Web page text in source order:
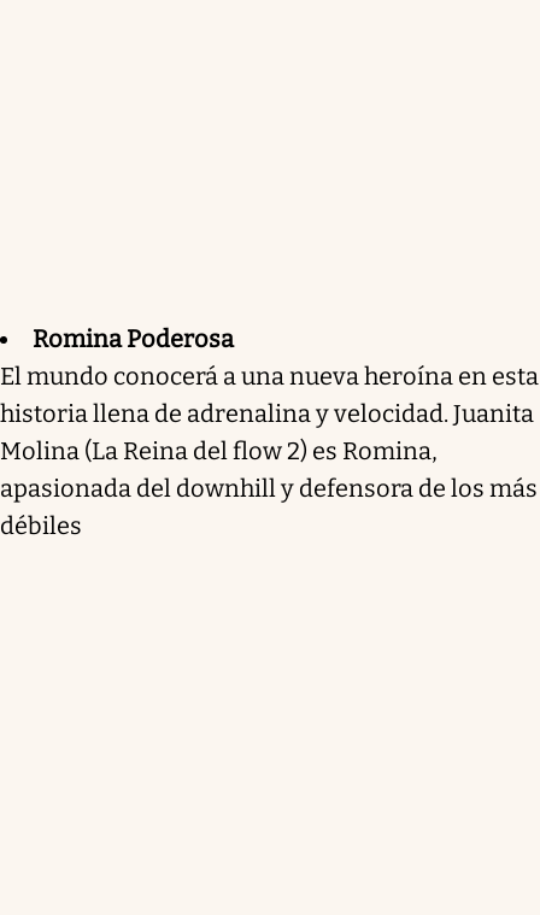
Romina Poderosa
El mundo conocerá a una nueva heroína en esta
historia llena de adrenalina y velocidad. Juanita
Molina (La Reina del flow 2) es Romina,
apasionada del downhill y defensora de los más
débiles